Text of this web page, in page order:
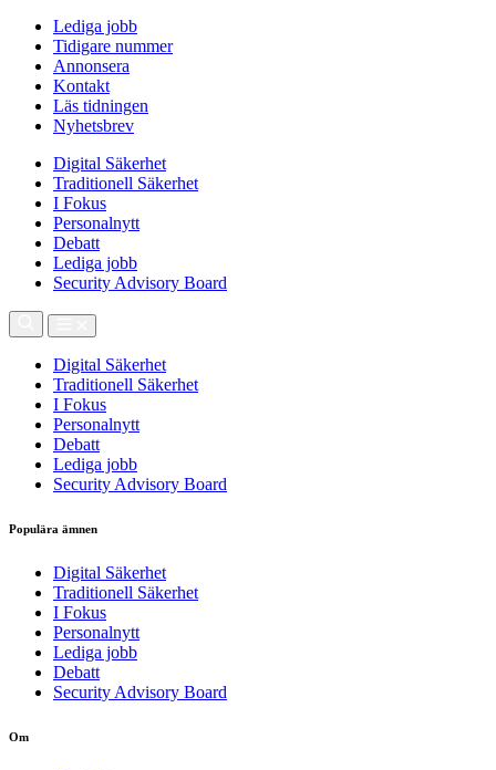
Lediga jobb
Tidigare nummer
Annonsera
Kontakt
Läs tidningen
Nyhetsbrev
Digital Säkerhet
Traditionell Säkerhet
I Fokus
Personalnytt
Debatt
Lediga jobb
Security Advisory Board
Digital Säkerhet
Traditionell Säkerhet
I Fokus
Personalnytt
Debatt
Lediga jobb
Security Advisory Board
Populära ämnen
Digital Säkerhet
Traditionell Säkerhet
I Fokus
Personalnytt
Lediga jobb
Debatt
Security Advisory Board
Om